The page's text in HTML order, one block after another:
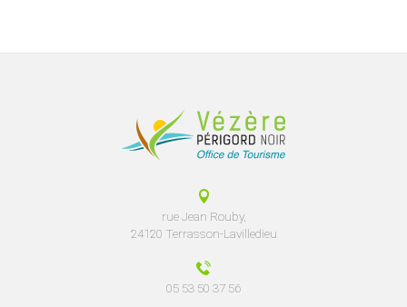
rue Jean Rouby,
24120 Terrasson-Lavilledieu
05 53 50 37 56